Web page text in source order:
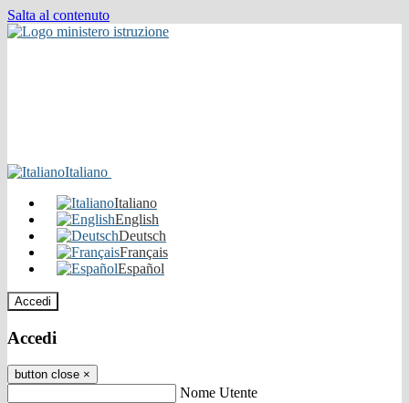
Salta al contenuto
Italiano
Italiano
English
Deutsch
Français
Español
Accedi
Accedi
button close ×
Nome Utente